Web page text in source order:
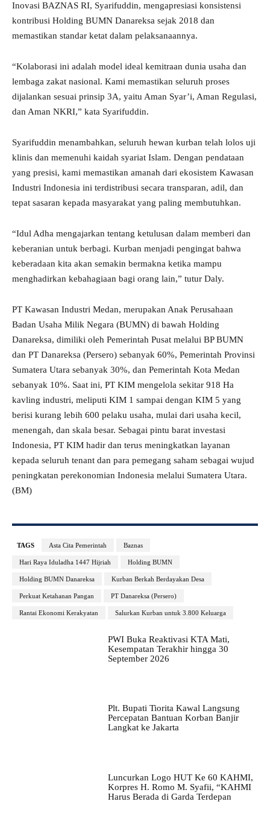
Inovasi BAZNAS RI, Syarifuddin, mengapresiasi konsistensi
kontribusi Holding BUMN Danareksa sejak 2018 dan
memastikan standar ketat dalam pelaksanaannya.
“Kolaborasi ini adalah model ideal kemitraan dunia usaha dan
lembaga zakat nasional. Kami memastikan seluruh proses
dijalankan sesuai prinsip 3A, yaitu Aman Syar’i, Aman Regulasi,
dan Aman NKRI,” kata Syarifuddin.
Syarifuddin menambahkan, seluruh hewan kurban telah lolos uji
klinis dan memenuhi kaidah syariat Islam. Dengan pendataan
yang presisi, kami memastikan amanah dari ekosistem Kawasan
Industri Indonesia ini terdistribusi secara transparan, adil, dan
tepat sasaran kepada masyarakat yang paling membutuhkan.
“Idul Adha mengajarkan tentang ketulusan dalam memberi dan
keberanian untuk berbagi. Kurban menjadi pengingat bahwa
keberadaan kita akan semakin bermakna ketika mampu
menghadirkan kebahagiaan bagi orang lain,” tutur Daly.
PT Kawasan Industri Medan, merupakan Anak Perusahaan
Badan Usaha Milik Negara (BUMN) di bawah Holding
Danareksa, dimiliki oleh Pemerintah Pusat melalui BP BUMN
dan PT Danareksa (Persero) sebanyak 60%, Pemerintah Provinsi
Sumatera Utara sebanyak 30%, dan Pemerintah Kota Medan
sebanyak 10%. Saat ini, PT KIM mengelola sekitar 918 Ha
kavling industri, meliputi KIM 1 sampai dengan KIM 5 yang
berisi kurang lebih 600 pelaku usaha, mulai dari usaha kecil,
menengah, dan skala besar. Sebagai pintu barat investasi
Indonesia, PT KIM hadir dan terus meningkatkan layanan
kepada seluruh tenant dan para pemegang saham sebagai wujud
peningkatan perekonomian Indonesia melalui Sumatera Utara.
(BM)
TAGS Asta Cita Pemerintah Baznas
Hari Raya Iduladha 1447 Hijriah Holding BUMN
Holding BUMN Danareksa Kurban Berkah Berdayakan Desa
Perkuat Ketahanan Pangan PT Danareksa (Persero)
Rantai Ekonomi Kerakyatan Salurkan Kurban untuk 3.800 Keluarga
PWI Buka Reaktivasi KTA Mati,
Kesempatan Terakhir hingga 30
September 2026
Plt. Bupati Tiorita Kawal Langsung
Percepatan Bantuan Korban Banjir
Langkat ke Jakarta
Luncurkan Logo HUT Ke 60 KAHMI,
Korpres H. Romo M. Syafii, “KAHMI
Harus Berada di Garda Terdepan